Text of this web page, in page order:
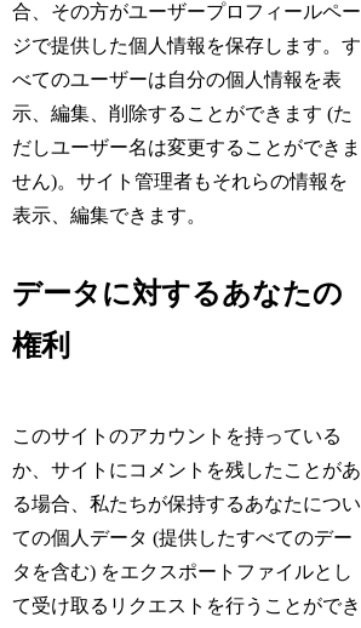
合、その方がユーザープロフィールペー
ジで提供した個人情報を保存します。す
べてのユーザーは自分の個人情報を表
示、編集、削除することができます (た
だしユーザー名は変更することができま
せん)。サイト管理者もそれらの情報を
表示、編集できます。
データに対するあなたの
権利
このサイトのアカウントを持っている
か、サイトにコメントを残したことがあ
る場合、私たちが保持するあなたについ
ての個人データ (提供したすべてのデー
タを含む) をエクスポートファイルとし
て受け取るリクエストを行うことができ